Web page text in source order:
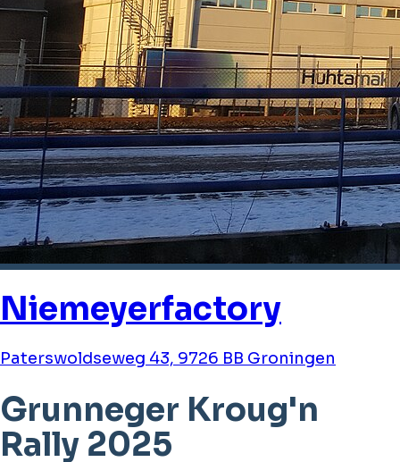
Niemeyerfactory
Paterswoldseweg 43, 9726 BB Groningen
Grunneger Kroug'n
Rally 2025